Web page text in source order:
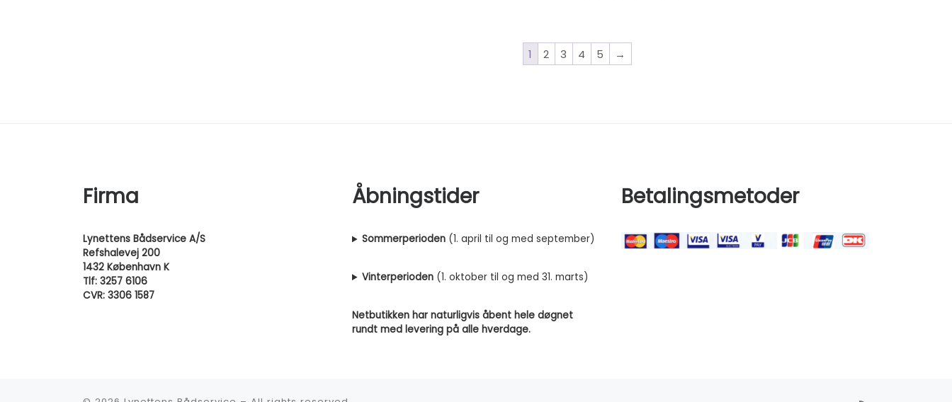
1 2 3 4 5 →
Firma
Lynettens Bådservice A/S
Refshalevej 200
1432 København K
Tlf: 3257 6106
CVR: 3306 1587
Åbningstider
Sommerperioden (1. april til og med september)
Vinterperioden (1. oktober til og med 31. marts)
Netbutikken har naturligvis åbent hele døgnet
rundt med levering på alle hverdage.
Betalingsmetoder